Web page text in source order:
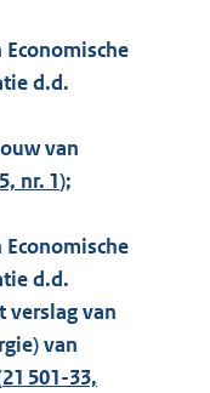
d.d.
van
nr. 1);
d.d.
verslag van
van
21 501-33,